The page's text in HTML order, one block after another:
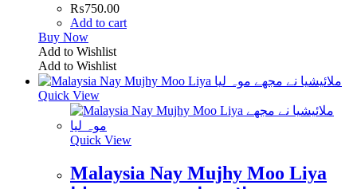
₨750.00
Add to cart
Buy Now
Add to Wishlist
Add to Wishlist
Quick View
Quick View
Malaysia Nay Mujhy Moo Liya